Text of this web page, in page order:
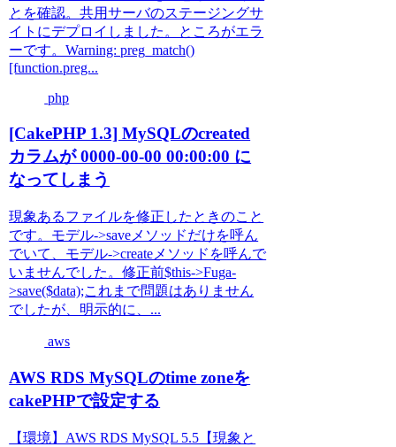
とを確認。共用サーバのステージングサ
イトにデプロイしました。ところがエラ
ーです。Warning: preg_match()
[function.preg...
php
[CakePHP 1.3] MySQLのcreated
カラムが 0000-00-00 00:00:00 に
なってしまう
現象あるファイルを修正したときのこと
です。モデル->saveメソッドだけを呼ん
でいて、モデル->createメソッドを呼んで
いませんでした。修正前$this->Fuga-
>save($data);これまで問題はありません
でしたが、明示的に、...
aws
AWS RDS MySQLのtime zoneを
cakePHPで設定する
【環境】AWS RDS MySQL 5.5【現象と